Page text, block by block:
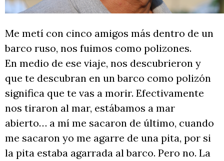
Me metí con cinco amigos más dentro de un
barco ruso, nos fuimos como polizones.
En medio de ese viaje, nos descubrieron y
que te descubran en un barco como polizón
significa que te vas a morir. Efectivamente
nos tiraron al mar, estábamos a mar
abierto… a mí me sacaron de último, cuando
me sacaron yo me agarre de una pita, por si
la pita estaba agarrada al barco. Pero no. La